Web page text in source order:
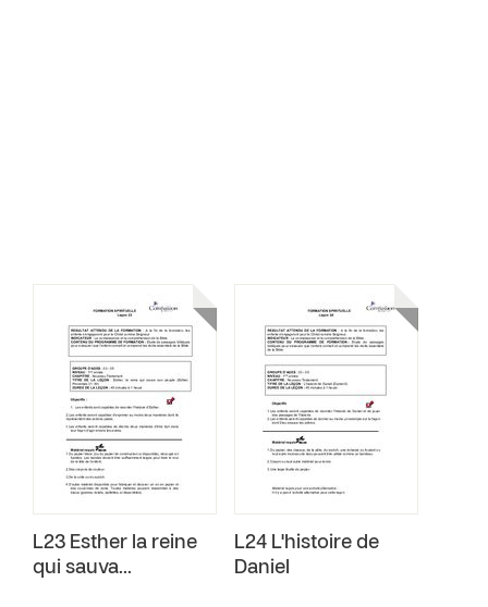
L23 Esther la reine
qui sauva...
L24 L'histoire de
Daniel